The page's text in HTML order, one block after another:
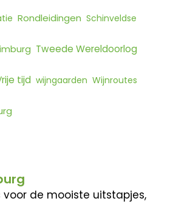
Rondleidingen Schinveldse
Tweede Wereldoorlog
tijd wijngaarden Wijnroutes
voor de mooiste uitstapjes,